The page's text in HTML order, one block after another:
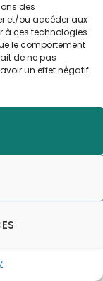
des
et/ou accéder aux
à ces technologies
le comportement
de ne pas
un effet négatif
rebutant,
dans
sèche.
de diamètre
le bon
carbone pour
de
odeurs. Les
déchets de
aux copeaux